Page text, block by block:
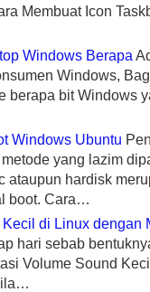
Membuat Icon
Windows Berapa
Windows,
berapa bit Windows
Windows Ubuntu
yang lazim
ataupun hardisk
boot. Cara…
di Linux dengan
hari sebab
Volume Sound